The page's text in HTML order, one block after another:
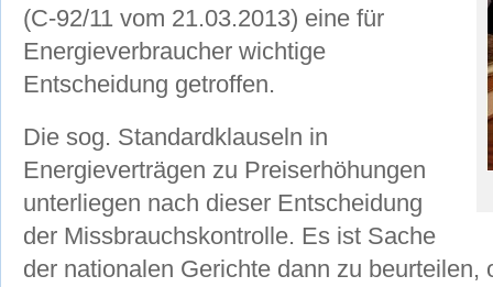
(C-92/11 vom 21.03.2013) eine für
Energieverbraucher wichtige
Entscheidung getroffen.
Die sog. Standardklauseln in
Energieverträgen zu Preiserhöhungen
unterliegen nach dieser Entscheidung
der Missbrauchskontrolle. Es ist Sache
der nationalen Gerichte dann zu